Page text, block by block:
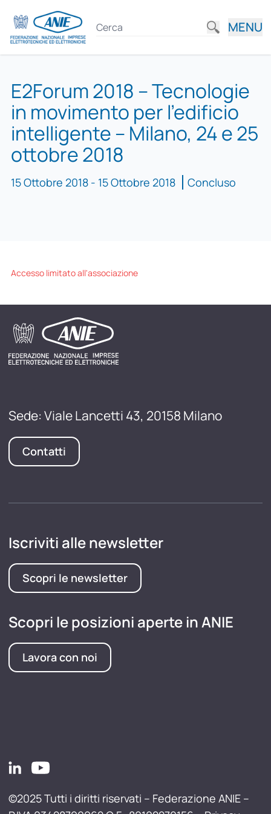
MENU
E2Forum 2018 – Tecnologie
in movimento per l’edificio
intelligente – Milano, 24 e 25
ottobre 2018
15 Ottobre 2018 - 15 Ottobre 2018 Concluso
Accesso limitato all'associazione
Sede: Viale Lancetti 43, 20158 Milano
Contatti
Iscriviti alle newsletter
Scopri le newsletter
Scopri le posizioni aperte in ANIE
Lavora con noi
©2025 Tutti i diritti riservati – Federazione ANIE –